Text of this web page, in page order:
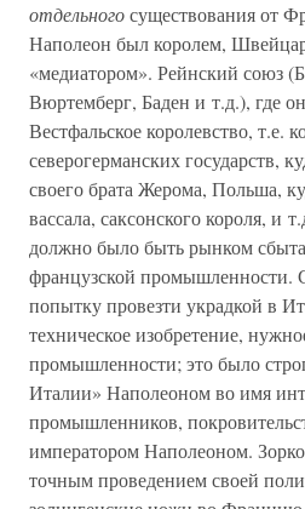
отдельногосуществования от
Наполеон был королем,
«медиатором». Рейнский союз
Вюртемберг, Баден и т.д.), где
Вестфальское королевство, т.е.
северогерманских государств,
своего брата Жерома, Польша,
вассала, саксонского короля, и
должно было быть рынком
французской промышленности.
попытку провезти украдкой в
техническое изобретение,
промышленности; это было
Италии» Наполеоном во имя
промышленников,
императором Наполеоном.
точным проведением своей